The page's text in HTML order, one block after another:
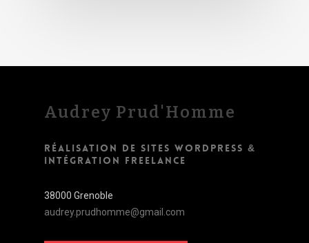
Audrey Prud'Homme
RÉALISATION DE SITES WORDPRESS &
INTÉGRATION FREELANCE
38000 Grenoble
audrey.prudhomme@gmail.com